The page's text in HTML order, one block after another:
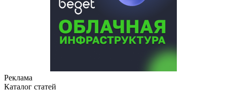
Реклама
Каталог статей